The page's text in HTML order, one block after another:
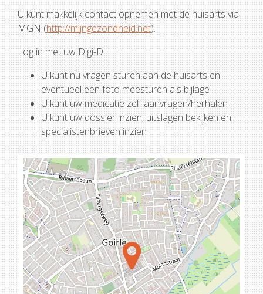
U kunt makkelijk contact opnemen met de huisarts via
MGN (http://mijngezondheid.net).
Log in met uw Digi-D
U kunt nu vragen sturen aan de huisarts en
eventueel een foto meesturen als bijlage
U kunt uw medicatie zelf aanvragen/herhalen
U kunt uw dossier inzien, uitslagen bekijken en
specialistenbrieven inzien
Loading...